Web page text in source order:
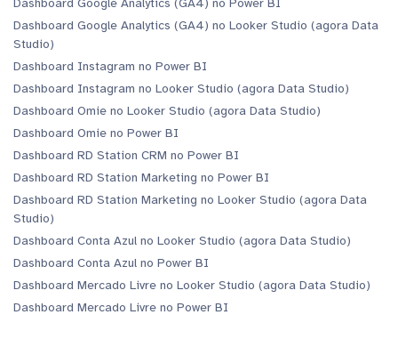
Dashboard Google Analytics (GA4) no Power BI
Dashboard Google Analytics (GA4) no Looker Studio (agora Data
Studio)
Dashboard Instagram no Power BI
Dashboard Instagram no Looker Studio (agora Data Studio)
Dashboard Omie no Looker Studio (agora Data Studio)
Dashboard Omie no Power BI
Dashboard RD Station CRM no Power BI
Dashboard RD Station Marketing no Power BI
Dashboard RD Station Marketing no Looker Studio (agora Data
Studio)
Dashboard Conta Azul no Looker Studio (agora Data Studio)
Dashboard Conta Azul no Power BI
Dashboard Mercado Livre no Looker Studio (agora Data Studio)
Dashboard Mercado Livre no Power BI